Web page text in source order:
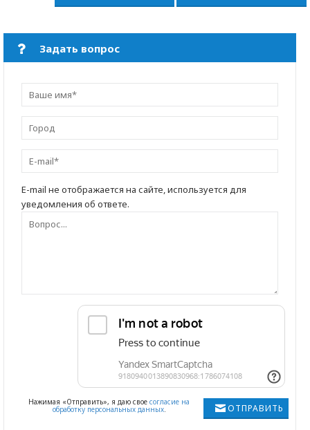
Задать вопрос
E-mail не отображается на сайте, используется для
уведомления об ответе.
ОТПРАВИТЬ
Нажимая «Отправить», я даю свое согласие на
обработку персональных данных.